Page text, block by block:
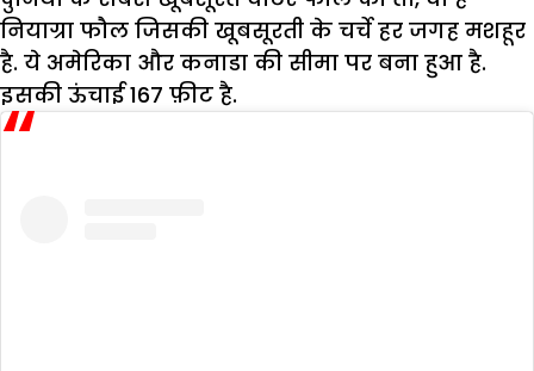
नियाग्रा फौल जिसकी खूबसूरती के चर्चे हर जगह मशहूर
है. ये अमेरिका और कनाडा की सीमा पर बना हुआ है.
इसकी ऊंचाई 167 फ़ीट है.